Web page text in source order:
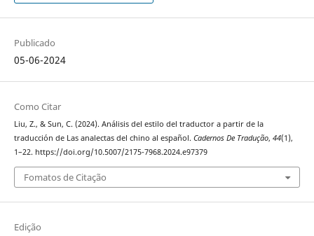
Publicado
05-06-2024
Como Citar
Liu, Z., & Sun, C. (2024). Análisis del estilo del traductor a partir de la
traducción de Las analectas del chino al español. Cadernos De Tradução, 44(1),
1–22. https://doi.org/10.5007/2175-7968.2024.e97379
Fomatos de Citação
Edição